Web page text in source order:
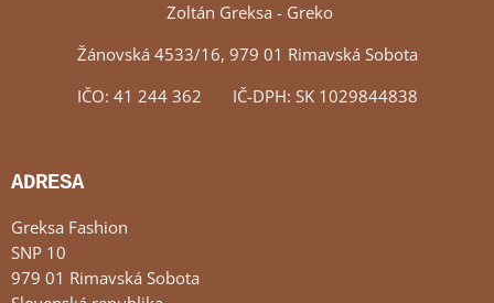
Zoltán Greksa - Greko
Žánovská 4533/16, 979 01 Rimavská Sobota
IČO: 41 244 362 IČ-DPH: SK 1029844838
ADRESA
Greksa Fashion
SNP 10
979 01 Rimavská Sobota